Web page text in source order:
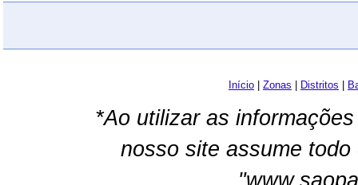
Início Zonas Distritos
*Ao utilizar as
nosso site assume